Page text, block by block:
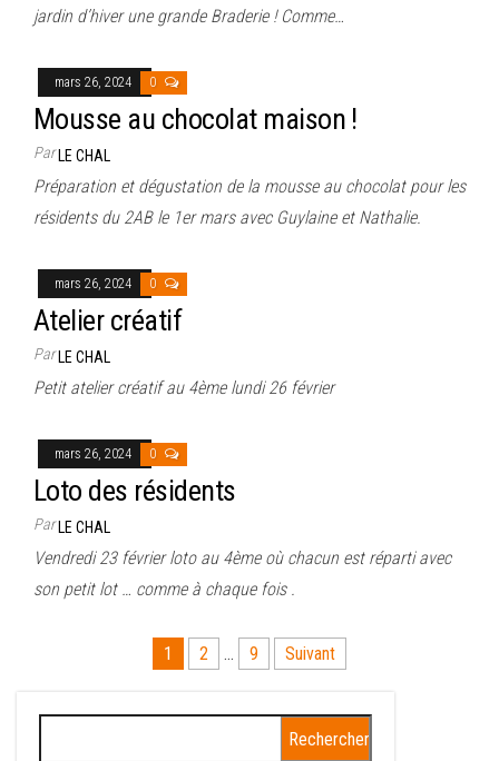
jardin d’hiver une grande Braderie ! Comme…
mars 26, 2024 0
Mousse au chocolat maison !
ParLE CHAL
Préparation et dégustation de la mousse au chocolat pour les
résidents du 2AB le 1er mars avec Guylaine et Nathalie.
mars 26, 2024 0
Atelier créatif
ParLE CHAL
Petit atelier créatif au 4ème lundi 26 février
mars 26, 2024 0
Loto des résidents
ParLE CHAL
Vendredi 23 février loto au 4ème où chacun est réparti avec
son petit lot … comme à chaque fois .
publications
1 2 … 9 Suivant